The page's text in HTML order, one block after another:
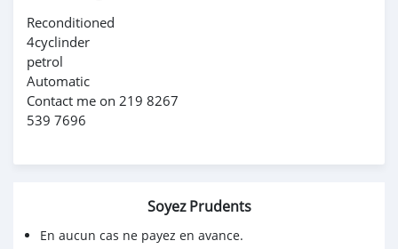
Reconditioned
4cyclinder
petrol
Automatic
Contact me on 219 8267
539 7696
Soyez Prudents
En aucun cas ne payez en avance.